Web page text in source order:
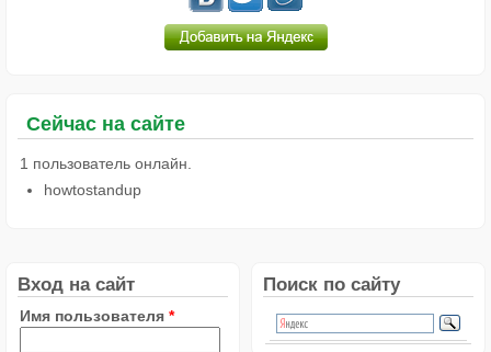
Сейчас на сайте
1 пользователь онлайн.
howtostandup
Вход на сайт
Имя пользователя *
Поиск по сайту